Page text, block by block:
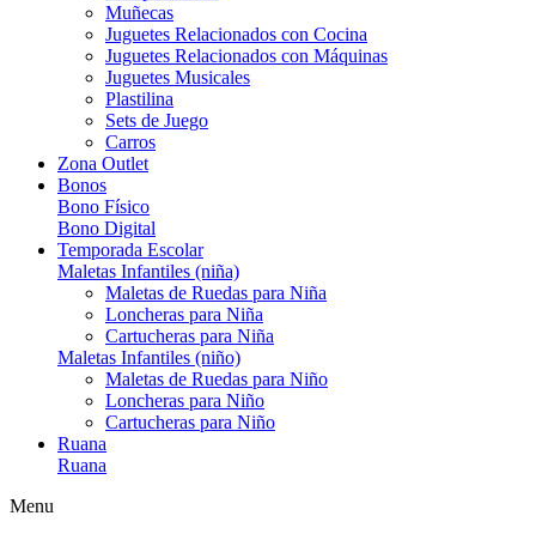
Muñecas
Juguetes Relacionados con Cocina
Juguetes Relacionados con Máquinas
Juguetes Musicales
Plastilina
Sets de Juego
Carros
Zona Outlet
Bonos
Bono Físico
Bono Digital
Temporada Escolar
Maletas Infantiles (niña)
Maletas de Ruedas para Niña
Loncheras para Niña
Cartucheras para Niña
Maletas Infantiles (niño)
Maletas de Ruedas para Niño
Loncheras para Niño
Cartucheras para Niño
Ruana
Ruana
Menu